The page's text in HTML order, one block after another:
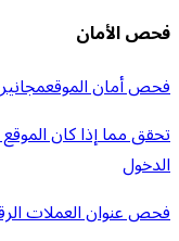
فحص الأمان
فحص أمان الموقعمجاني
تحقق مما إذا كان الموقع
الدخول
فحص عنوان العملات